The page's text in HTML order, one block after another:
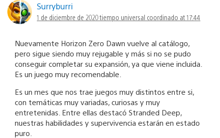
Surryburri
1 de diciembre de 2020 tiempo universal coordinado at 17:44
Nuevamente Horizon Zero Dawn vuelve al catálogo,
pero sigue siendo muy rejugable y más si no se pudo
conseguir completar su expansión, ya que viene incluida.
Es un juego muy recomendable.
Es un mes que nos trae juegos muy distintos entre si,
con temáticas muy variadas, curiosas y muy
entretenidas. Entre ellas destacó Stranded Deep,
nuestras habilidades y supervivencia estarán en estado
puro.